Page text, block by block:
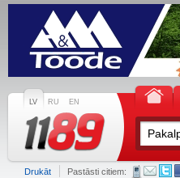
LV RU EN
Drukāt Pastāsti citiem: